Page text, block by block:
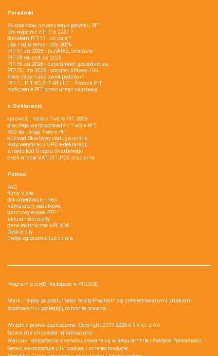
Poradniki
26 sposobów na obniżenie podatku PIT
jak wypełnić e-PIT'a 2027 ?
dostałem PIT-11 i co dalej?
ulgi i odliczenia - pity 2026
PIT-37 za 2026 - przykład, broszura
PIT-28 ryczałt za 2026
PIT-36 za 2026 - działalność gospodarcza
PIT-36L za 2026 - podatek liniowy 19%
kiedy otrzymasz zwrot podatku?
PIT-11, PIT-8C, PIT-4R i IFT - Płatnik PIT
rozliczenie PIT przez urząd skarbowy
e-Deklaracje
sprawdź i rozlicz Twój e PIT 2026
dlaczego warto sprawdzić Twój e-PIT
FAQ do usługi Twój e-PIT
e-Urząd Skarbowy obsługa online
kody weryfikacji UPO e-deklaracji
znajdź kod Urzędu Skarbowego
e-deklaracje VAT, CIT, PCC oraz inne
Pomoc
FAQ
filmy Video
dokumentacja - help
kalkulatory podatkowe
darmowy e-book PIT-11
aktualności e-pity
dane techniczne API, XML
Dysk e-pity
Twoje zgłoszenie lub opinia
Program e-pity® Najlepsze w POLSCE.
Marki: "e-pity po prostu" oraz "e-pity Program" są zarejestrowanymi znakami
towarowymi i podlegają ochronie prawnej.
Wszelkie prawa zastrzeżone. Copyright 2009-2026 e-file sp. z o.o.
Serwis ma charakter informacyjny.
Warunki korzystania z serwisu zawarte są w Regulaminie i Polityce Prywatności.
Serwis wykorzystuje pliki cookies i inne technologie.